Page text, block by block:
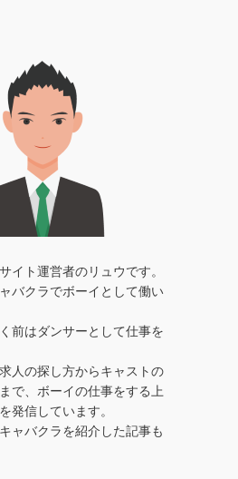
イト運営者のリュウです。
バクラでボーイとして働い
前はダンサーとして仕事を
人の探し方からキャストの
で、ボーイの仕事をする上
発信しています。
ャバクラを紹介した記事も